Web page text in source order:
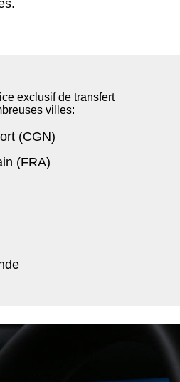
exclusif de transfert
villes:
(CGN)
(FRA)